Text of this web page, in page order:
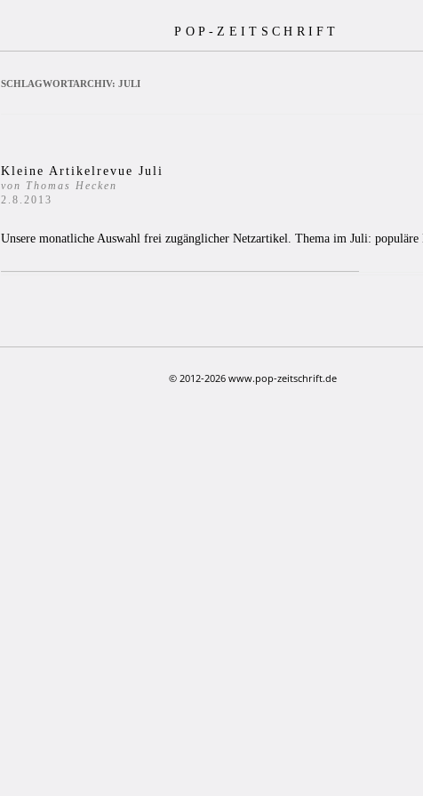
POP-ZEITSCHRIFT
SCHLAGWORTARCHIV: JULI
Kleine Artikelrevue Juli
von Thomas Hecken
2.8.2013
Unsere monatliche Auswahl frei zugänglicher Netzartikel. Thema im Juli:
© 2012-2026 www.pop-zeitschrift.de